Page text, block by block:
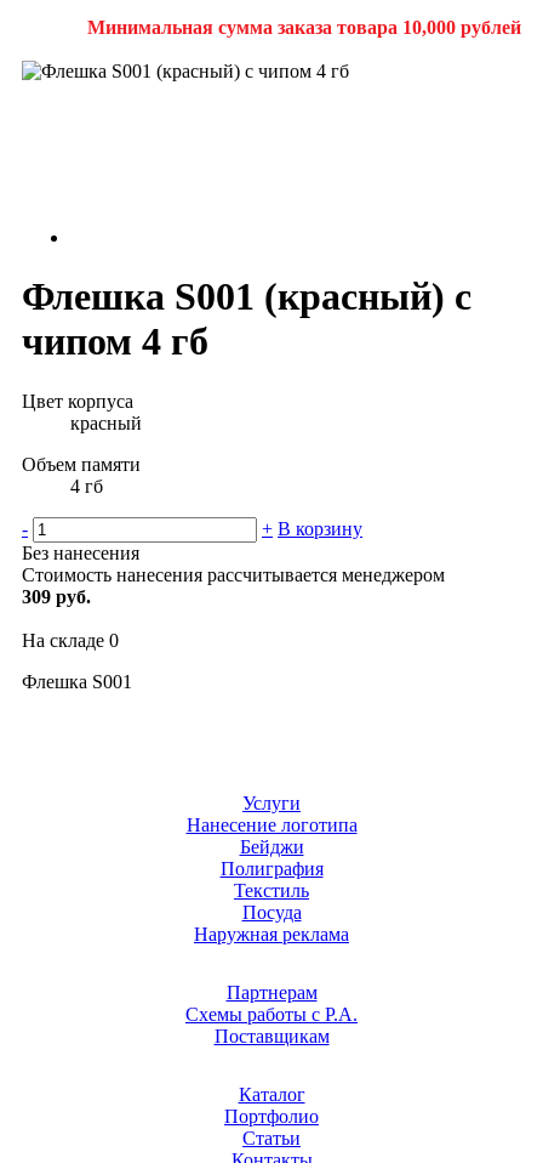
Минимальная сумма заказа товара 10,000 рублей
Флешка S001 (красный) с
чипом 4 гб
Цвет корпуса
красный
Объем памяти
4 гб
- + В корзину
Без нанесения
Стоимость нанесения рассчитывается менеджером
309 руб.
На складе 0
Флешка S001
Услуги
Нанесение логотипа
Бейджи
Полиграфия
Текстиль
Посуда
Наружная реклама
Партнерам
Схемы работы с Р.А.
Поставщикам
Каталог
Портфолио
Статьи